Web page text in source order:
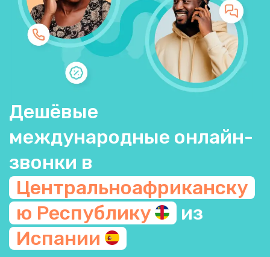
Дешёвые
международные онлайн-
звонки в
Центральноафриканску
ю Республику
из
Испании